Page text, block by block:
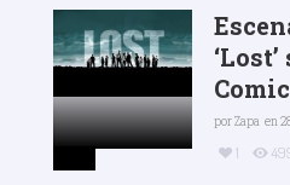
porZapa en
1